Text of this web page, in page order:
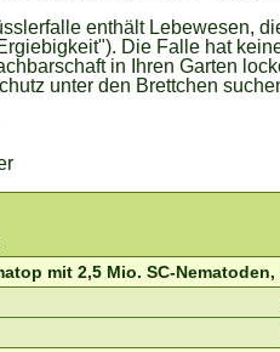
enthält Lebewesen,
Die Falle hat
in Ihren Garten
unter den Brettchen
mit 2,5 Mio. SC-